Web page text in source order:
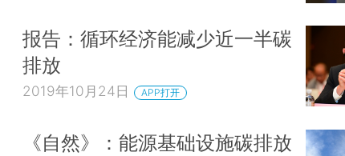
报告：循环经济能减少近一半碳
排放
2019年10月24日 APP打开
《自然》：能源基础设施碳排放